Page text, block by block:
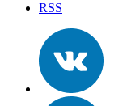
RSS